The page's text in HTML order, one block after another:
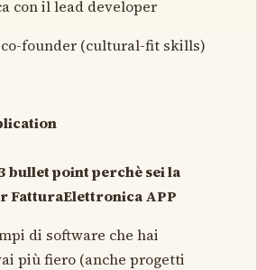
con il lead developer
founder (cultural-fit skills)
bullet point perchè sei la
FatturaElettronica APP
di software che hai
più fiero (anche progetti